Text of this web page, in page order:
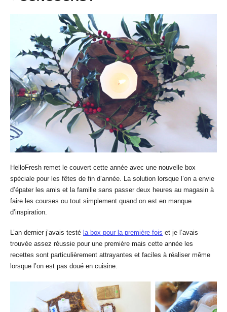
HelloFresh remet le couvert cette année avec une nouvelle box
spéciale pour les fêtes de fin d’année. La solution lorsque l’on a envie
d’épater les amis et la famille sans passer deux heures au magasin à
faire les courses ou tout simplement quand on est en manque
d’inspiration.
L’an dernier j’avais testé la box pour la première fois et je l’avais
trouvée assez réussie pour une première mais cette année les
recettes sont particulièrement attrayantes et faciles à réaliser même
lorsque l’on est pas doué en cuisine.